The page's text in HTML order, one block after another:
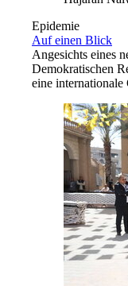
Epidemie
Auf einen Blick
Angesichts eines
Demokratischen
eine internationale